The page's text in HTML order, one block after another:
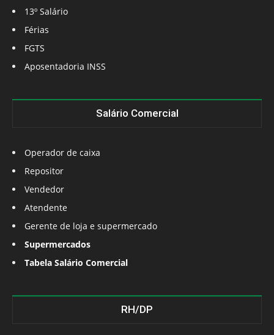
13º Salário
Férias
FGTS
Aposentadoria INSS
Salário Comercial
Operador de caixa
Repositor
Vendedor
Atendente
Gerente de loja e supermercado
Supermercados
Tabela Salário Comercial
RH/DP